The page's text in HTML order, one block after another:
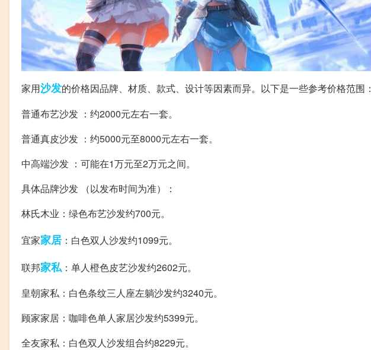
家用沙发的价格因品牌、材质、款式、设计等因素而异。以下是一些参考价格范围：
普通布艺沙发 ：约2000元左右一套。
普通真皮沙发 ：约5000元至8000元左右一套。
中高端沙发 ：可能在1万元至2万元之间。
具体品牌沙发 （以发布时间为准）：
林氏木业：绿色布艺沙发约700元。
宜家家居 ：白色双人沙发约1099元。
联邦家私：单人橙色皮艺沙发约2602元。
皇朝家私：白色条纹三人座左躺沙发约3240元。
顾家家居：咖啡色单人家居沙发约5399元。
全友家私：白色双人沙发组合约8229元。